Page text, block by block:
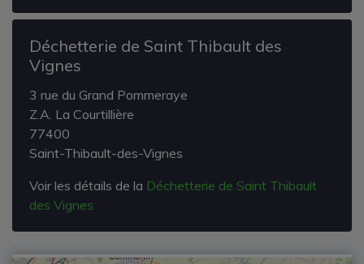
Déchetterie de Saint Thibault des
Vignes
3 rue du Grand Pommeraye
Z.A. La Courtillière
77400
Saint-Thibault-des-Vignes
Voir les détails de la Déchetterie de Saint Thibault
des Vignes